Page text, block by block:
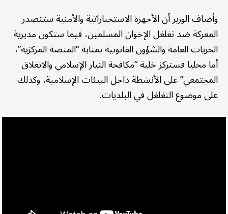
وأضاف الوزير أن الأجهزة الاستخباراتية والأمنية ستتصدر
المعركة ضد تغلغل الإخوان المسلمين، فيما ستكون مديرية
الحريات العامة والشؤون القانونية بمثابة “المنصة المركزية”،
أما محليا فستركز خلية “مكافحة التيار الإسلامي والانغلاق
المجتمعي” على الأنشطة داخل البيئات الإسلامية، وكذلك
على موضوع التغلغل في البلديات.